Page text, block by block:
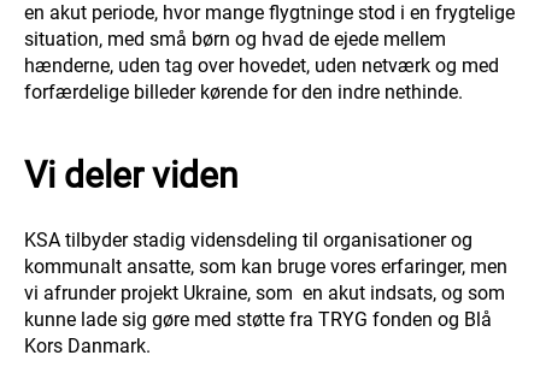
en akut periode, hvor mange flygtninge stod i en frygtelige
situation, med små børn og hvad de ejede mellem
hænderne, uden tag over hovedet, uden netværk og med
forfærdelige billeder kørende for den indre nethinde.
Vi deler viden
KSA tilbyder stadig vidensdeling til organisationer og
kommunalt ansatte, som kan bruge vores erfaringer, men
vi afrunder projekt Ukraine, som en akut indsats, og som
kunne lade sig gøre med støtte fra TRYG fonden og Blå
Kors Danmark.